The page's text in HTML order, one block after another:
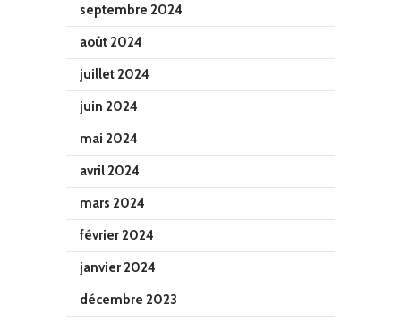
septembre 2024
août 2024
juillet 2024
juin 2024
mai 2024
avril 2024
mars 2024
février 2024
janvier 2024
décembre 2023